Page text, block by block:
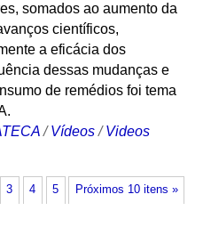
somados ao aumento da
científicos,
a eficácia dos
dessas mudanças e
de remédios foi tema
/Vídeos /Videos
Próximos 10 itens »
3 4 5